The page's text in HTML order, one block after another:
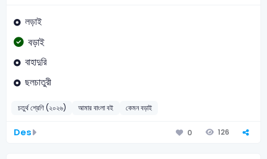
লড়াই
বড়াই
বাহাদুরি
ছলচাতুরী
চতুর্থ শ্রেণি (২০২৬) আমার বাংলা বই কেমন বড়াই
Des 0 126